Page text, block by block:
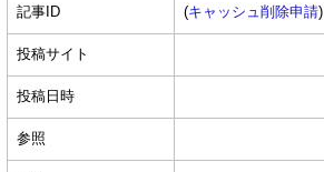
記事ID (キャッシュ削除申請)
投稿サイト
投稿日時
参照